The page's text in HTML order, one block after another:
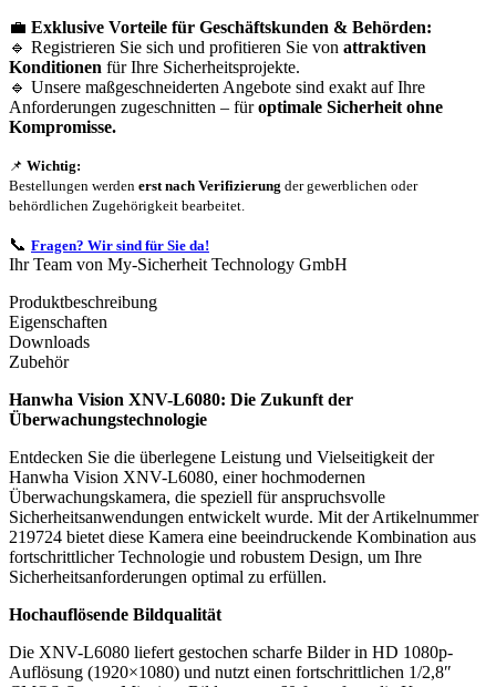
💼 Exklusive Vorteile für Geschäftskunden & Behörden:
🔹 Registrieren Sie sich und profitieren Sie von attraktiven
Konditionen für Ihre Sicherheitsprojekte.
🔹 Unsere maßgeschneiderten Angebote sind exakt auf Ihre
Anforderungen zugeschnitten – füroptimale Sicherheit ohne
Kompromisse.
📌 Wichtig:
Bestellungen werden erst nach Verifizierung der gewerblichen oder
behördlichen Zugehörigkeit bearbeitet.
📞 Fragen? Wir sind für Sie da!
Ihr Team von My-Sicherheit Technology GmbH
Produktbeschreibung
Eigenschaften
Downloads
Zubehör
Hanwha Vision XNV-L6080: Die Zukunft der
Überwachungstechnologie
Entdecken Sie die überlegene Leistung und Vielseitigkeit der
Hanwha Vision XNV-L6080, einer hochmodernen
Überwachungskamera, die speziell für anspruchsvolle
Sicherheitsanwendungen entwickelt wurde. Mit der Artikelnummer
219724 bietet diese Kamera eine beeindruckende Kombination aus
fortschrittlicher Technologie und robustem Design, um Ihre
Sicherheitsanforderungen optimal zu erfüllen.
Hochauflösende Bildqualität
Die XNV-L6080 liefert gestochen scharfe Bilder in HD 1080p-
Auflösung (1920×1080) und nutzt einen fortschrittlichen 1/2,8″